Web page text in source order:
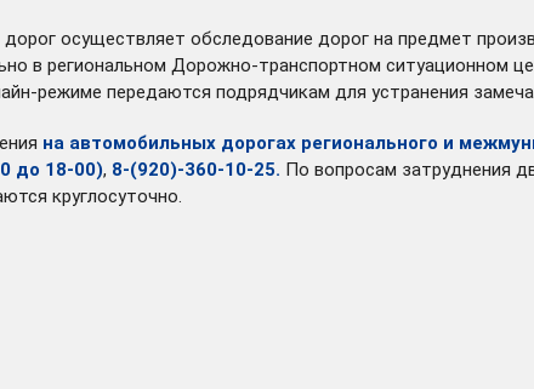
дорог осуществляет обследование дорог на предмет
в региональном Дорожно-транспортном ситуационном
режиме передаются подрядчикам для устранения
на автомобильных дорогах регионального и
до 18-00), 8-(920)-360-10-25. По вопросам затруднения
круглосуточно.